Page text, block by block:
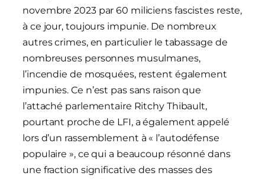
novembre 2023 par 60 miliciens fascistes reste,
à ce jour, toujours impunie. De nombreux
autres crimes, en particulier le tabassage de
nombreuses personnes musulmanes,
l’incendie de mosquées, restent également
impunies. Ce n’est pas sans raison que
l’attaché parlementaire Ritchy Thibault,
pourtant proche de LFI, a également appelé
lors d’un rassemblement à « l’autodéfense
populaire », ce qui a beaucoup résonné dans
une fraction significative des masses des